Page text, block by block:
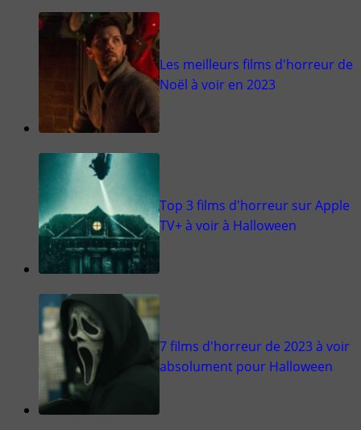
Les meilleurs films d'horreur de
Noël à voir en 2023
Top 3 films d'horreur sur Apple
TV+ à voir à Halloween
7 films d'horreur de 2023 à voir
absolument pour Halloween